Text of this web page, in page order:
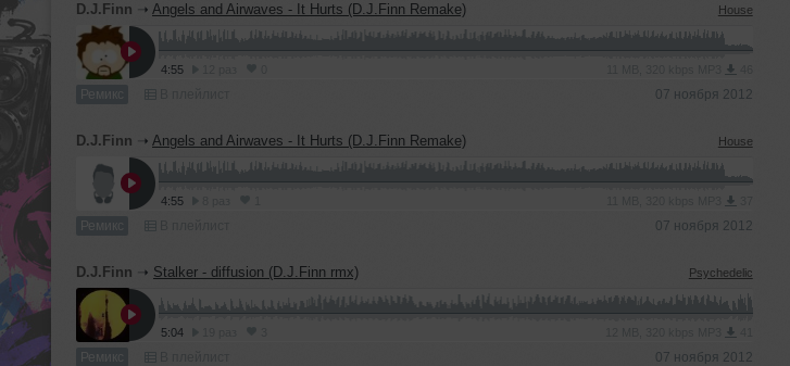
D.J.Finn ➝ Angels and Airwaves - It Hurts (D.J.Finn Remake) House
4:55
Ремикс 07 ноября 2012
D.J.Finn ➝ Angels and Airwaves - It Hurts (D.J.Finn Remake) House
4:55
Ремикс 07 ноября 2012
D.J.Finn ➝ Stalker - diffusion (D.J.Finn rmx) Psychedelic
5:04
Ремикс 07 ноября 2012